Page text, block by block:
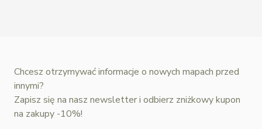
Chcesz otrzymywać informacje o nowych mapach przed
innymi?
Zapisz się na nasz newsletter i odbierz zniżkowy kupon
na zakupy -10%!